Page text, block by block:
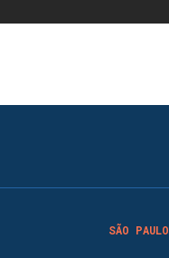
SÃO PAULO